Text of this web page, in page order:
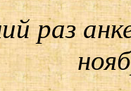
раз